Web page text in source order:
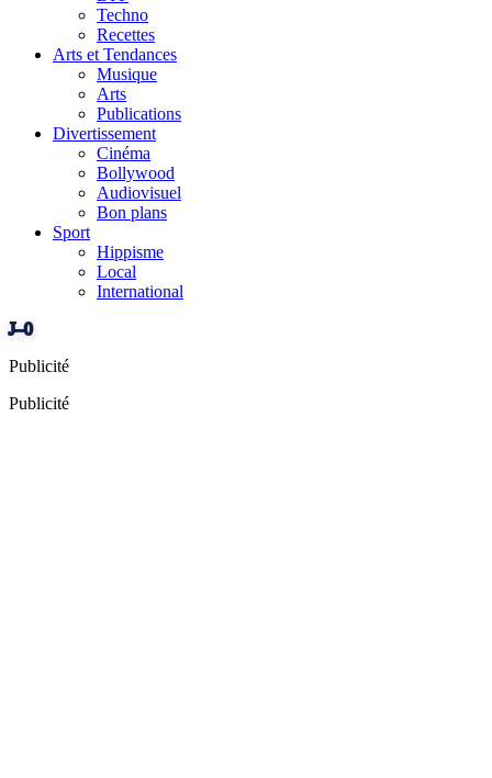
Techno
Recettes
Arts et Tendances
Musique
Arts
Publications
Divertissement
Cinéma
Bollywood
Audiovisuel
Bon plans
Sport
Hippisme
Local
International
J–0
Publicité
Publicité